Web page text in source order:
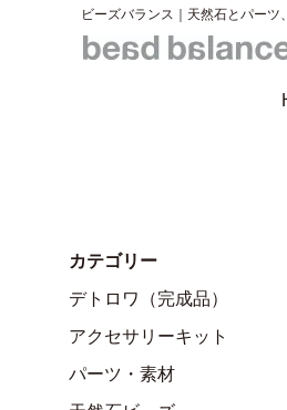
ビーズバランス｜天然石とパー
カテゴリー
デトロワ（完成品）
アクセサリーキット
パーツ・素材